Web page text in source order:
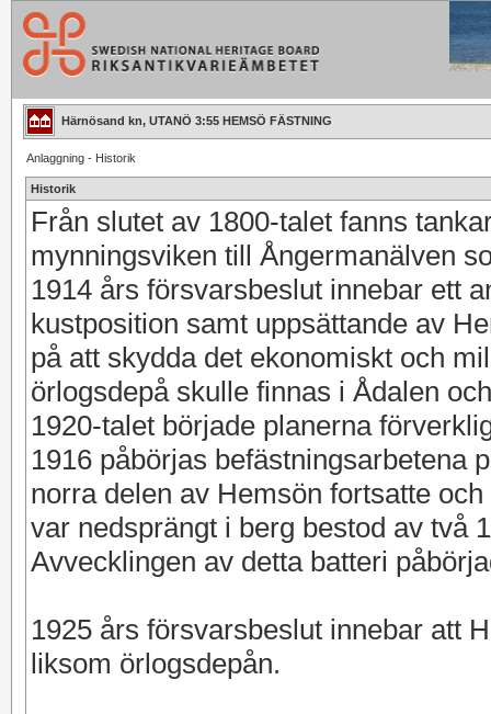
Härnösand kn, UTANÖ 3:55 HEMSÖ FÄSTNING
Anlaggning - Historik
Historik
Från slutet av 1800-talet fanns
mynningsviken till Ångermanälven
1914 års försvarsbeslut innebar ett
kustposition samt uppsättande av
på att skydda det ekonomiskt och
örlogsdepå skulle finnas i Ådalen
1920-talet började planerna
1916 påbörjas befästningsarbetena
norra delen av Hemsön fortsatte
var nedsprängt i berg bestod av två
Avvecklingen av detta batteri
1925 års försvarsbeslut innebar att
liksom örlogsdepån.